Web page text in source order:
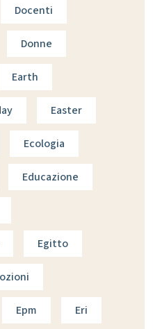
Docenti
Donne
Earth
Easter
Ecologia
Educazione
Egitto
Epm Eri